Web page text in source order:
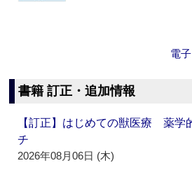
電
書籍 訂正・追加情報
【訂正】はじめての獣医療 薬学
チ
2026年08月06日 (木)